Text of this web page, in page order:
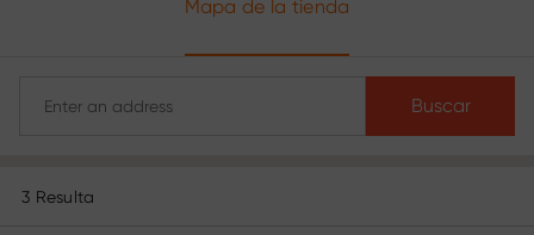
Mapa de la tienda
Buscar
3 Resulta